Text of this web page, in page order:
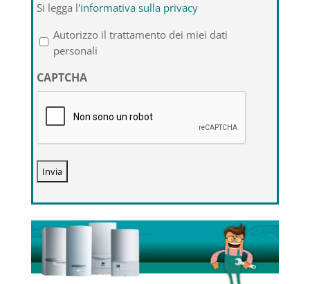
legga
l'informativa
sulla
privacy
*
Si legga l'informativa sulla privacy
Autorizzo il trattamento dei miei dati
personali
CAPTCHA